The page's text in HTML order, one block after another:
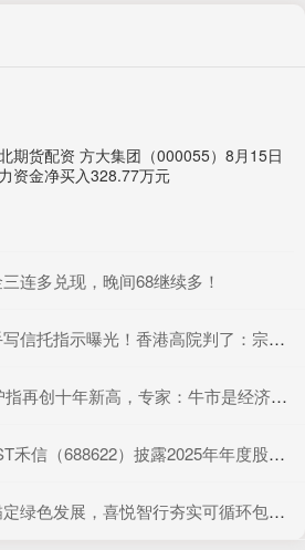
期货配资 方大集团（000055）8月15日
资金净买入328.77万元
连多兑现，晚间68继续多！
光！香港高院判了：宗馥莉暂不得挪动汇丰账户资产
十年新高，专家：牛市是经济增长重要引擎
披露2025年年度股东会决议公告，5月22日股价上涨3.33%
发展，喜悦智行夯实可循环包装行业优势